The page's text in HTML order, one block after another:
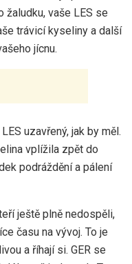
žaludku, vaše LES se
trávicí kyseliny a další
jícnu.
uzavřený, jak by měl.
vplížila zpět do
podráždění a pálení
ještě plně nedospěli,
času na vývoj. To je
a říhají si. GER se